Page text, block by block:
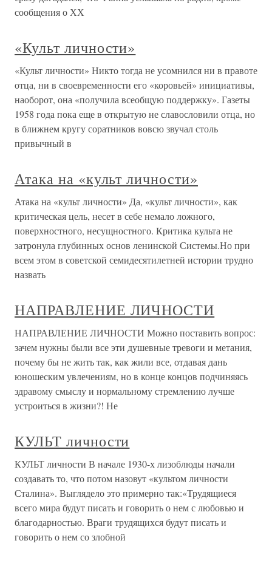
сообщения о ХХ
«Культ личности»
«Культ личности» Никто тогда не усомнился ни в правоте
отца, ни в своевременности его «коровьей» инициативы,
наоборот, она «получила всеобщую поддержку». Газеты
1958 года пока еще в открытую не славословили отца, но
в ближнем кругу соратников вовсю звучал столь
привычный в
Атака на «культ личности»
Атака на «культ личности» Да, «культ личности», как
критическая цель, несет в себе немало ложного,
поверхностного, несущностного. Критика культа не
затронула глубинных основ ленинской Системы.Но при
всем этом в советской семидесятилетней истории трудно
назвать
НАПРАВЛЕНИЕ ЛИЧНОСТИ
НАПРАВЛЕНИЕ ЛИЧНОСТИ Можно поставить вопрос:
зачем нужны были все эти душевные тревоги и метания,
почему бы не жить так, как жили все, отдавая дань
юношеским увлечениям, но в конце концов подчиняясь
здравому смыслу и нормальному стремлению лучше
устроиться в жизни?! Не
КУЛЬТ личности
КУЛЬТ личности В начале 1930-х лизоблюды начали
создавать то, что потом назовут «культом личности
Сталина». Выглядело это примерно так:«Трудящиеся
всего мира будут писать и говорить о нем с любовью и
благодарностью. Враги трудящихся будут писать и
говорить о нем со злобной